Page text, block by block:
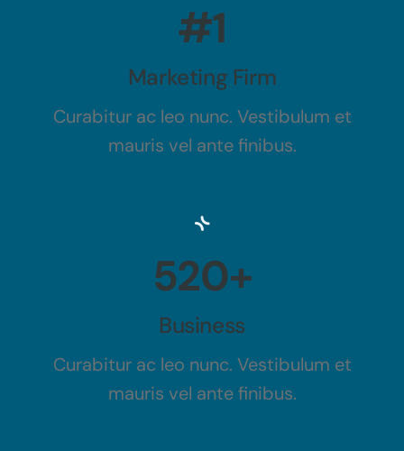
#1
Marketing Firm
Curabitur ac leo nunc. Vestibulum et
mauris vel ante finibus.
520+
Business
Curabitur ac leo nunc. Vestibulum et
mauris vel ante finibus.